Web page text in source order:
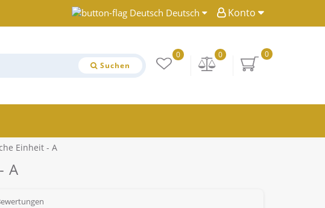
Konto
Deutsch
Suchen
0
0
0
Einheit - A
A